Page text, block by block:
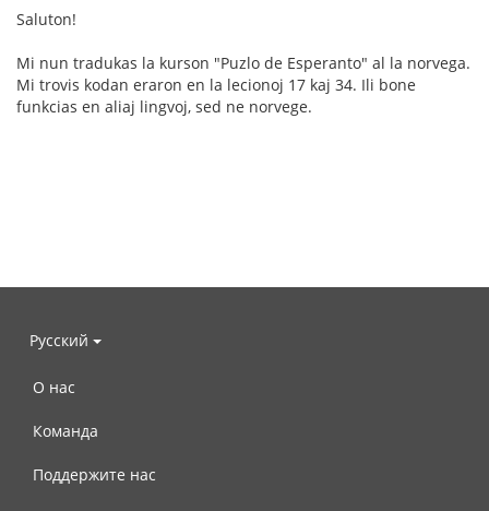
Saluton!
Mi nun tradukas la kurson "Puzlo de Esperanto" al la norvega.
Mi trovis kodan eraron en la lecionoj 17 kaj 34. Ili bone
funkcias en aliaj lingvoj, sed ne norvege.
Русский
О нас
Команда
Поддержите нас